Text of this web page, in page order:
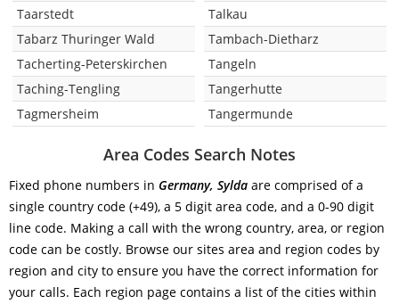
Taarstedt
Tabarz Thuringer Wald
Tacherting-Peterskirchen
Taching-Tengling
Tagmersheim
Talkau
Tambach-Dietharz
Tangeln
Tangerhutte
Tangermunde
Area Codes Search Notes
Fixed phone numbers in Germany, Sylda are comprised of a
single country code (+49), a 5 digit area code, and a 0-90 digit
line code. Making a call with the wrong country, area, or region
code can be costly. Browse our sites area and region codes by
region and city to ensure you have the correct information for
your calls. Each region page contains a list of the cities within